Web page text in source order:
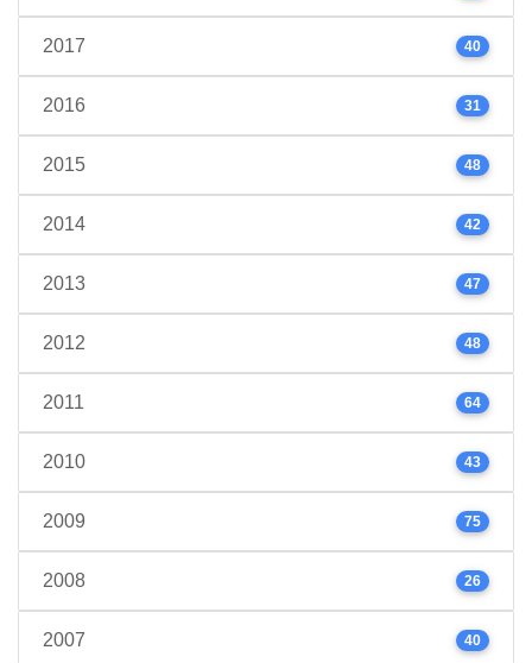
2017 40
2016 31
2015 48
2014 42
2013 47
2012 48
2011 64
2010 43
2009 75
2008 26
2007 40